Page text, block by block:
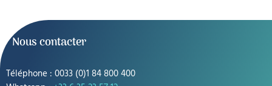
Nous contacter
Téléphone : 0033 (0)1 84 800 400